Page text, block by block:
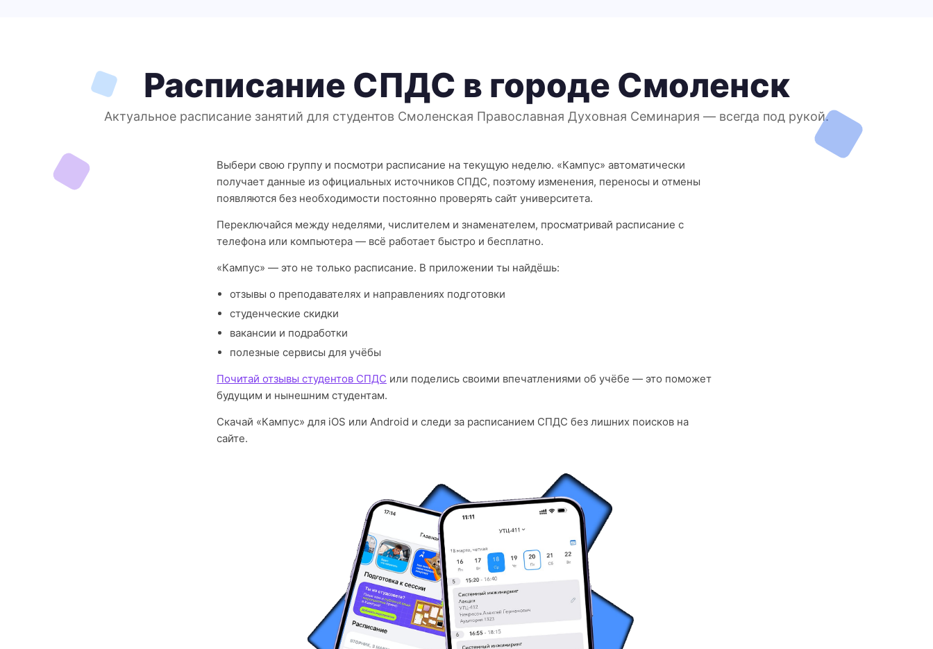
Расписание СПДС в городе Смоленск
Актуальное расписание занятий для студентов Смоленская Православная Духовная Семинария — всегда под рукой.
Выбери свою группу и посмотри расписание на текущую неделю. «Кампус» автоматически
получает данные из официальных источников СПДС, поэтому изменения, переносы и отмены
появляются без необходимости постоянно проверять сайт университета.
Переключайся между неделями, числителем и знаменателем, просматривай расписание с
телефона или компьютера — всё работает быстро и бесплатно.
«Кампус» — это не только расписание. В приложении ты найдёшь:
отзывы о преподавателях и направлениях подготовки
студенческие скидки
вакансии и подработки
полезные сервисы для учёбы
Почитай отзывы студентов СПДС или поделись своими впечатлениями об учёбе — это поможет
будущим и нынешним студентам.
Скачай «Кампус» для iOS или Android и следи за расписанием СПДС без лишних поисков на
сайте.